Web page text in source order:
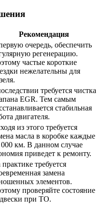
Рекомендация
очередь, обеспечить
регенерацию.
частые короткие
нежелательны для
требуется чистка
EGR. Тем самым
стабильная
двигателя.
из этого требуется
масла в коробке каждые
км. В данном случае
приведет к ремонту.
требуется
замена
элементов.
проверяйте состояние
при ТО.